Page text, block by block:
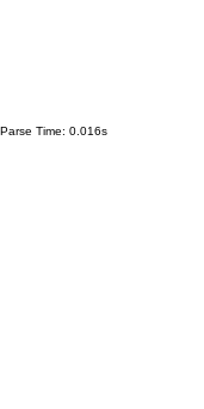
Parse Time: 0.016s